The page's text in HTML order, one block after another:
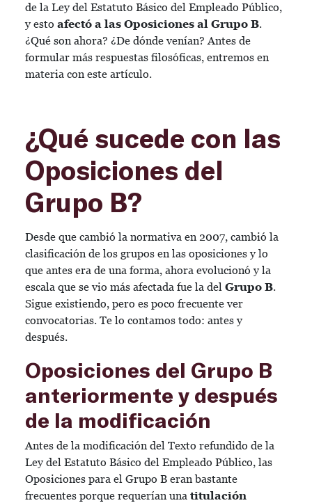
de la Ley del Estatuto Básico del Empleado Público,
y esto afectó a las Oposiciones al Grupo B.
¿Qué son ahora? ¿De dónde venían? Antes de
formular más respuestas filosóficas, entremos en
materia con este artículo.
¿Qué sucede con las
Oposiciones del
Grupo B?
Desde que cambió la normativa en 2007, cambió la
clasificación de los grupos en las oposiciones y lo
que antes era de una forma, ahora evolucionó y la
escala que se vio más afectada fue la del Grupo B.
Sigue existiendo, pero es poco frecuente ver
convocatorias. Te lo contamos todo: antes y
después.
Oposiciones del Grupo B
anteriormente y después
de la modificación
Antes de la modificación del Texto refundido de la
Ley del Estatuto Básico del Empleado Público, las
Oposiciones para el Grupo B eran bastante
frecuentes porque requerían una titulación